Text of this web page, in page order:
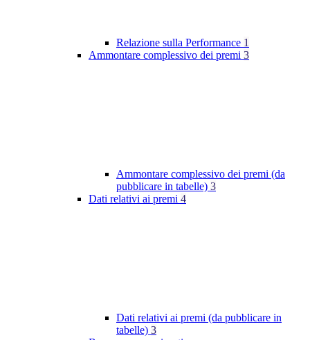
Relazione sulla Performance 1
Ammontare complessivo dei premi 3
Ammontare complessivo dei premi (da
pubblicare in tabelle) 3
Dati relativi ai premi 4
Dati relativi ai premi (da pubblicare in
tabelle) 3